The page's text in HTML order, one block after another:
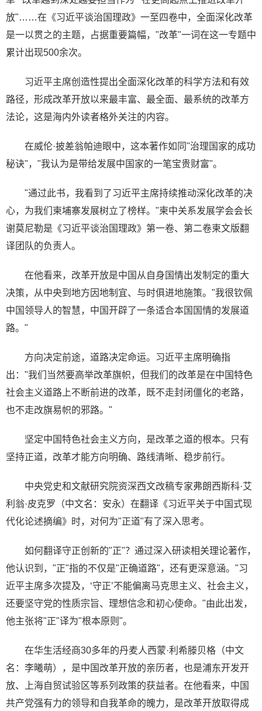
放"……在《习近平谈治国理政》一至四卷中，全面深化改革
是一以贯之的主题，占据重要篇幅，"改革"一词在这一专题中
累计出现500余次。
习近平主席创造性提出全面深化改革的科学方法和有效
路径，形成改革开放以来最丰富、最全面、最系统的改革方
法论，这是海内外读者格外关注的内容。
在威伦·披差翁帕迪眼中，这本著作如同"治理国家的成功
秘诀"，"我认为是带给发展中国家的一笔宝贵财富"。
"通过此书，我看到了习近平主席持续推动深化改革的决
心，为我们柬埔寨发展树立了榜样。"柬中关系发展学会会长
谢莫尼勒是《习近平谈治国理政》第一卷、第二卷柬文版翻
译团队的负责人。
在他看来，改革开放是中国从自身国情出发制定的重大
决策，从中央到地方因地制宜、与时俱进地施策。"我很钦佩
中国领导人的智慧，中国开辟了一条适合本国国情的发展道
路。"
方向决定前途，道路决定命运。习近平主席明确指
出："我们当然要高举改革旗帜，但我们的改革是在中国特色
社会主义道路上不断前进的改革，既不走封闭僵化的老路，
也不走改旗易帜的邪路。"
坚定中国特色社会主义方向，是改革之道的根本。只有
坚持正道，改革才能方向明确、路线清晰、稳步前行。
中央党史和文献研究院资深西文改稿专家弗朗西斯科·艾
利翁·皮克罗（中文名：安永）在翻译《习近平关于中国式现
代化论述摘编》时，对何为"正道"有了深入思考。
如何翻译守正创新的"正"？通过深入研读相关理论著作，
他认识到，"正"指的不仅是"正确道路"，还有更深意涵。"习
近平主席多次提及，‘守正’不能偏离马克思主义、社会主义，
还要坚守党的性质宗旨、理想信念和初心使命。"由此出发，
他主张将"正"译为"根本原则"。
在华生活经商30多年的丹麦人西蒙·利希滕贝格（中文
名：李曦萌），是中国改革开放的亲历者，也是浦东开发开
放、上海自贸试验区等系列政策的获益者。在他看来，中国
共产党强有力的领导和自我革命的魄力，是改革开放取得成